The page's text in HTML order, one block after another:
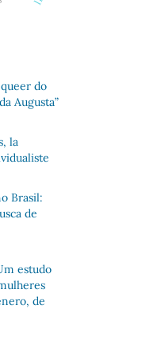
do
Augusta”
la
Brasil:
de
estudo
de